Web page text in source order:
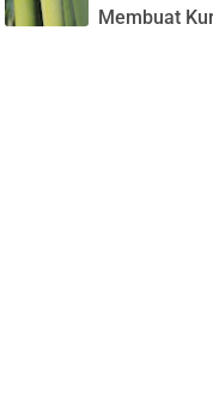
Membuat